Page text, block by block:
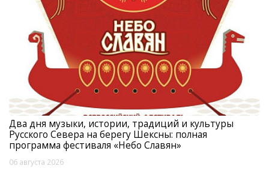
Два дня музыки, истории, традиций и культуры
Русского Севера на берегу Шексны: полная
программа фестиваля «Небо Славян»
06 августа 2026